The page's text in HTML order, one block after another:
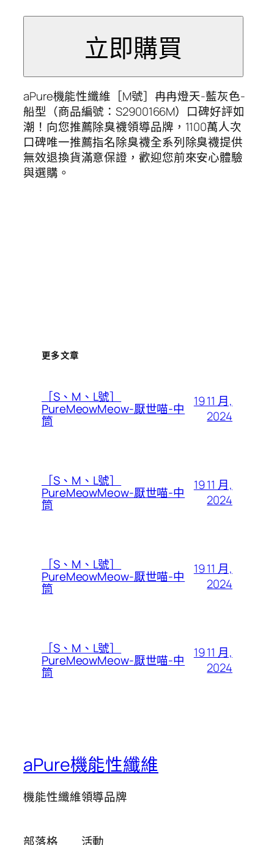
aPure機能性纖維［M號］冉冉燈天-藍灰色-
船型（商品編號：S2900166M）口碑好評如
潮！向您推薦除臭襪領導品牌，1100萬人次
口碑唯一推薦指名除臭襪全系列除臭襪提供
無效退換貨滿意保證，歡迎您前來安心體驗
與選購。
更多文章
［S、M、L號］
PureMeowMeow-厭世喵-中
筒
19 11 月,
2024
［S、M、L號］
PureMeowMeow-厭世喵-中
筒
19 11 月,
2024
［S、M、L號］
PureMeowMeow-厭世喵-中
筒
19 11 月,
2024
［S、M、L號］
PureMeowMeow-厭世喵-中
筒
19 11 月,
2024
aPure機能性纖維
機能性纖維領導品牌
部落格 活動